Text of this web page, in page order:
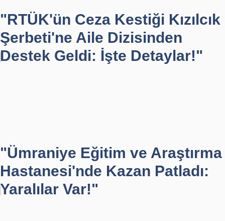
"RTÜK'ün Ceza Kestiği Kızılcık
Şerbeti'ne Aile Dizisinden
Destek Geldi: İşte Detaylar!"
"Ümraniye Eğitim ve Araştırma
Hastanesi'nde Kazan Patladı:
Yaralılar Var!"